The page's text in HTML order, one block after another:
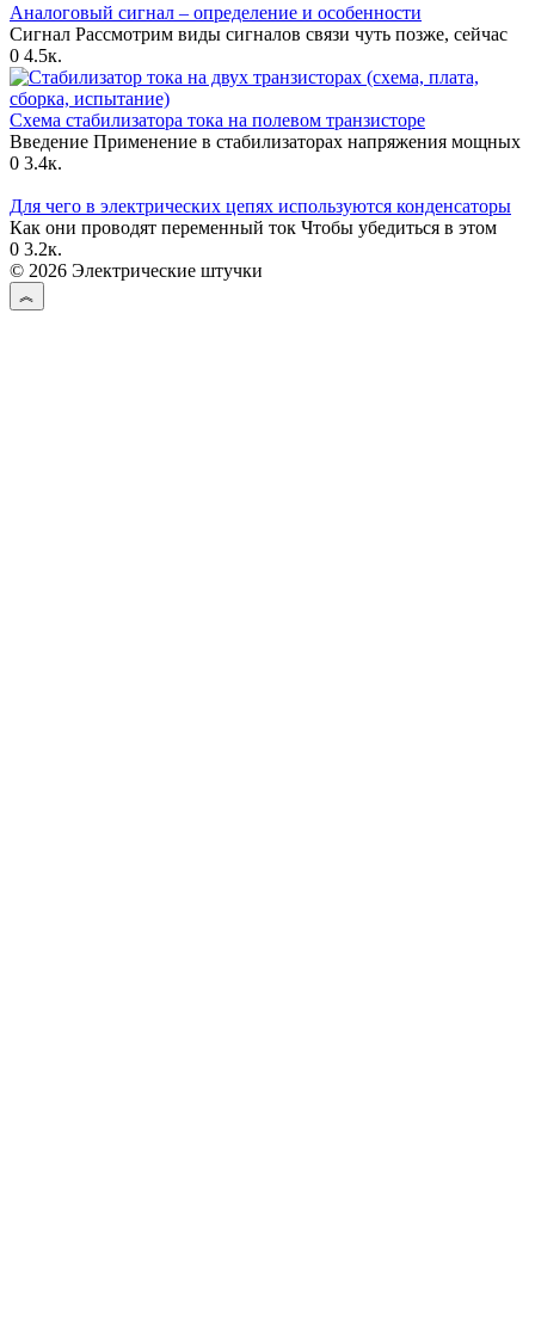
Аналоговый сигнал – определение и особенности
Сигнал Рассмотрим виды сигналов связи чуть позже, сейчас
0 4.5к.
Схема стабилизатора тока на полевом транзисторе
Введение Применение в стабилизаторах напряжения мощных
0 3.4к.
Для чего в электрических цепях используются конденсаторы
Как они проводят переменный ток Чтобы убедиться в этом
0 3.2к.
© 2026 Электрические штучки